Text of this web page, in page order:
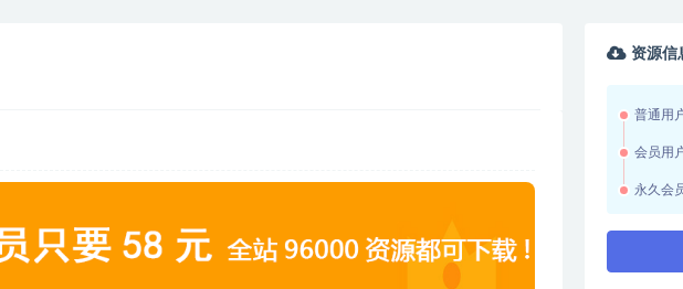
资源信
普通用
会员用
永久会